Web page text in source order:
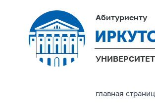
Абитуриенту
УНИВЕРСИТЕТ
главная